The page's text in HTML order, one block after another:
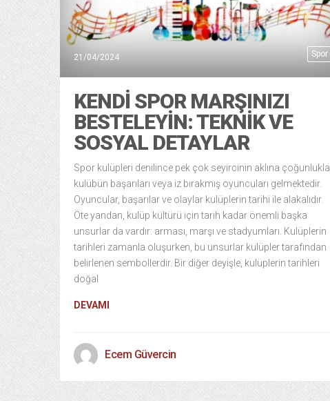
Spor
21/04/2024
KENDI SPOR MARŞINIZI
BESTELEYIN: TEKNIK VE
SOSYAL DETAYLAR
Spor kulüpleri denilince pek çok seyircinin aklına çoğunlukla
kulübün başarıları veya iz bırakmış oyuncuları gelmektedir.
Oyuncular, başarılar ve olaylar kulüplerin tarihi ile alakalıdır.
Öte yandan, kulüp kültürü için tarih kadar önemli başka
unsurlar da vardır: arması, marşı ve stadyumları. Kulüplerin
tarihleri zamanla oluşurken, bu unsurlar kulüpler tarafından
belirlenen sembollerdir. Bir diğer deyişle, kulüplerin tarihleri
doğal
DEVAMI
Ecem Güvercin